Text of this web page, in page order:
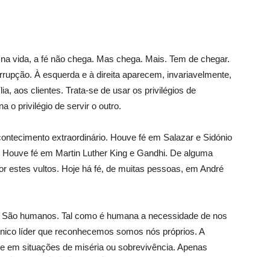
vida, a fé não chega. Mas chega. Mais. Tem de chegar.
À esquerda e à direita aparecem, invariavelmente,
aos clientes. Trata-se de usar os privilégios de
o privilégio de servir o outro.
extraordinário. Houve fé em Salazar e Sidónio
fé em Martin Luther King e Gandhi. De alguma
estes vultos. Hoje há fé, de muitas pessoas, em André
humanos. Tal como é humana a necessidade de nos
líder que reconhecemos somos nós próprios. A
em situações de miséria ou sobrevivência. Apenas